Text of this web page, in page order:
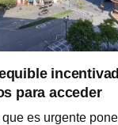
para acceder
es urgente